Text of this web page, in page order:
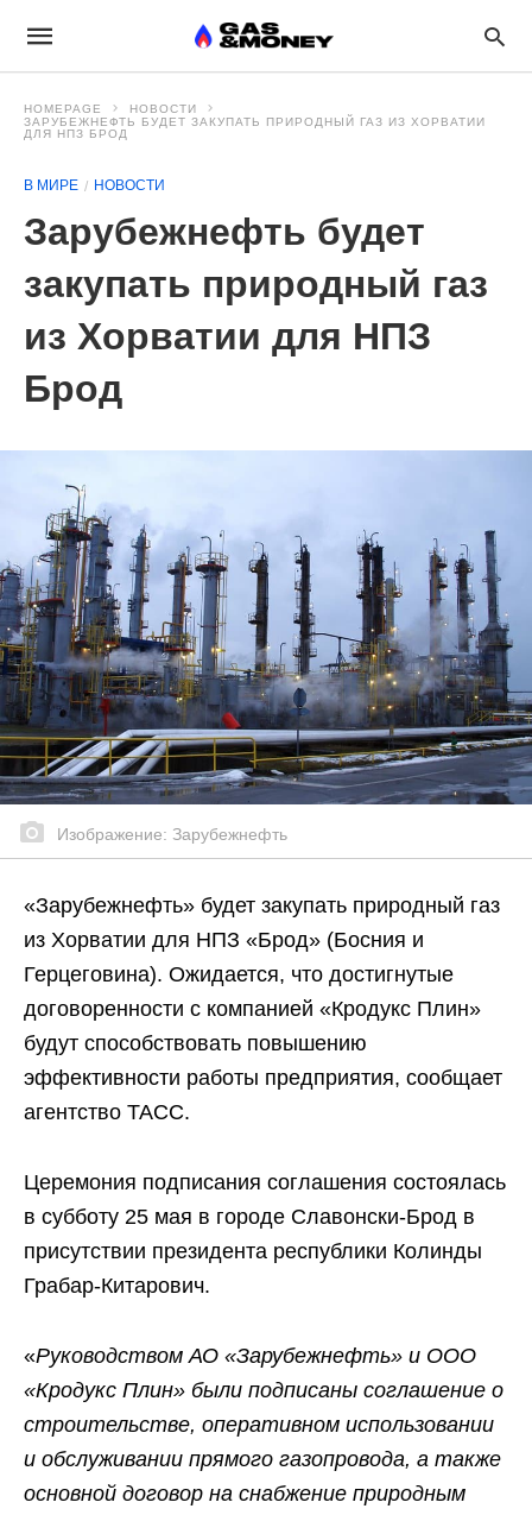
HOMEPAGE
НОВОСТИ
ЗАРУБЕЖНЕФТЬ БУДЕТ ЗАКУПАТЬ ПРИРОДНЫЙ ГАЗ ИЗ ХОРВАТИИ
ДЛЯ НПЗ БРОД
В МИРЕ НОВОСТИ
Зарубежнефть будет
закупать природный газ
из Хорватии для НПЗ
Брод
Изображение: Зарубежнефть
«Зарубежнефть» будет закупать природный газ
из Хорватии для НПЗ «Брод» (Босния и
Герцеговина). Ожидается, что достигнутые
договоренности с компанией «Кродукс Плин»
будут способствовать повышению
эффективности работы предприятия, сообщает
агентство ТАСС.
Церемония подписания соглашения состоялась
в субботу 25 мая в городе Славонски-Брод в
присутствии президента республики Колинды
Грабар-Китарович.
«Руководством АО «Зарубежнефть» и ООО
«Кродукс Плин» были подписаны соглашение о
строительстве, оперативном использовании
и обслуживании прямого газопровода, а также
основной договор на снабжение природным